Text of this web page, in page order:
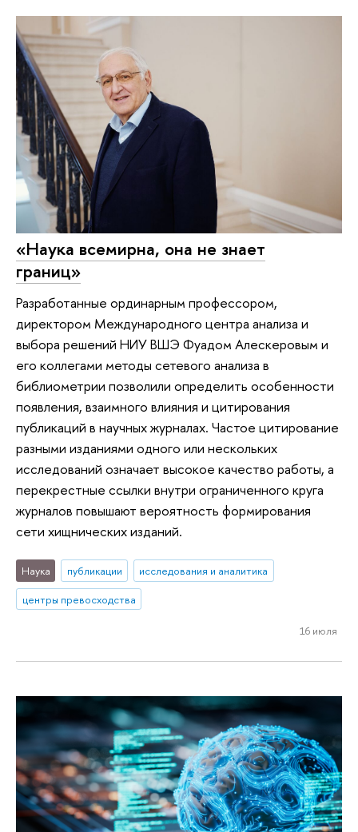
«Наука всемирна, она не знает
границ»
Разработанные ординарным профессором,
директором Международного центра анализа и
выбора решений НИУ ВШЭ Фуадом Алескеровым и
его коллегами методы сетевого анализа в
библиометрии позволили определить особенности
появления, взаимного влияния и цитирования
публикаций в научных журналах. Частое цитирование
разными изданиями одного или нескольких
исследований означает высокое качество работы, а
перекрестные ссылки внутри ограниченного круга
журналов повышают вероятность формирования
сети хищнических изданий.
Наука публикации
исследования и аналитика
центры превосходства
16 июля